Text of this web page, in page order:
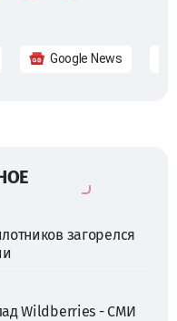
Google News
загорелся
Wildberries - СМИ